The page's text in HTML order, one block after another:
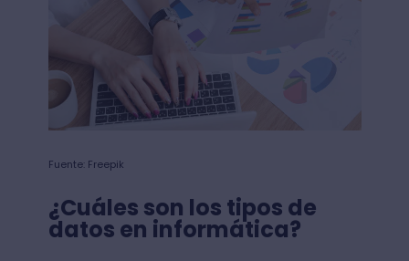
Fuente: Freepik
¿Cuáles son los tipos de
datos en informática?